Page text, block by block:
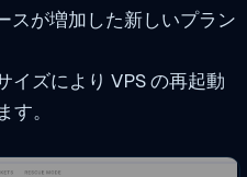
スが増加した新しいプラン
イズにより VPS の再起動
。